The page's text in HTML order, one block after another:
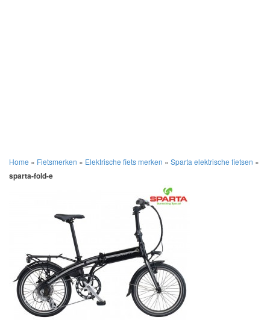
Home » Fietsmerken » Elektrische fiets merken » Sparta elektrische fietsen »
sparta-fold-e